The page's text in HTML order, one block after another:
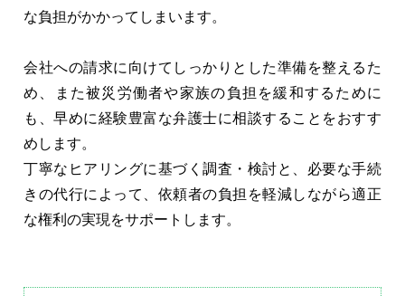
な負担がかかってしまいます。
会社への請求に向けてしっかりとした準備を整えるた
め、また被災労働者や家族の負担を緩和するために
も、早めに経験豊富な弁護士に相談することをおすす
めします。
丁寧なヒアリングに基づく調査・検討と、必要な手続
きの代行によって、依頼者の負担を軽減しながら適正
な権利の実現をサポートします。